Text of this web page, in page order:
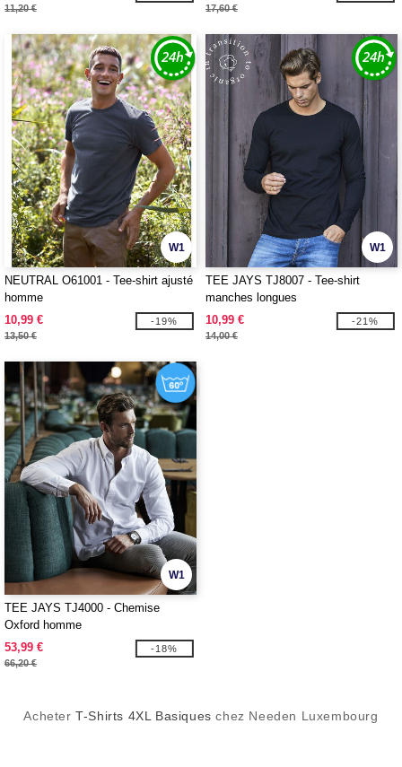
11,20 € 17,60 €
W1
NEUTRAL O61001 - Tee-shirt ajusté
homme
10,99 €
13,50 €
-19%
W1
TEE JAYS TJ8007 - Tee-shirt
manches longues
10,99 €
14,00 €
-21%
W1
TEE JAYS TJ4000 - Chemise
Oxford homme
53,99 €
66,20 €
-18%
AcheterT-Shirts 4XL Basiques chez Needen Luxembourg